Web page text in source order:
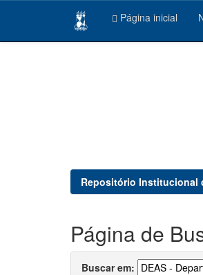
Página inicial
Repositório Institucional
Página de
Buscar em: